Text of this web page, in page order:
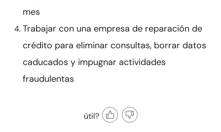
mes
Trabajar con una empresa de reparación de
crédito para eliminar consultas, borrar datos
caducados y impugnar actividades
fraudulentas
útil?